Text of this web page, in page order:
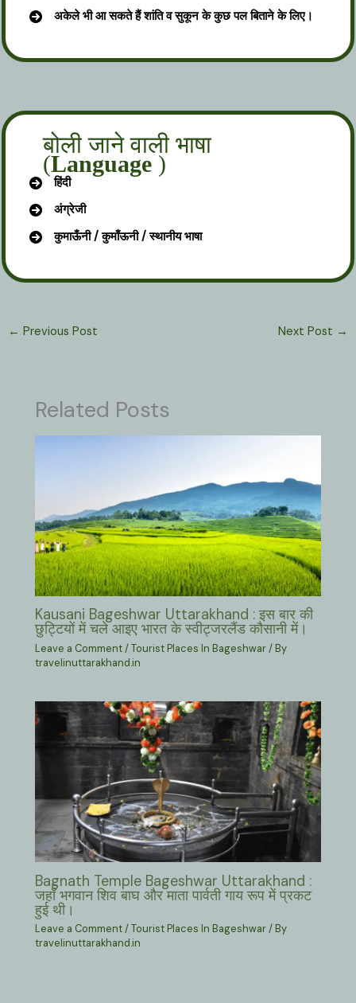
अकेले भी आ सकते हैं शांति व सुकून के कुछ पल बिताने के लिए।
बोली जाने वाली भाषा
(Language)
हिंदी
अंग्रेजी
कुमाऊँनी / कुमाँऊनी / स्थानीय भाषा
← Previous Post Next Post →
Related Posts
Kausani Bageshwar Uttarakhand : इस बार की
छुट्टियों में चले आइए भारत के स्वीट्जरलैंड कौसानी में।
Leave a Comment/Tourist Places In Bageshwar/ By
travelinuttarakhand.in
Bagnath Temple Bageshwar Uttarakhand :
जहाँ भगवान शिव बाघ और माता पार्वती गाय रूप में प्रकट
हुई थी।
Leave a Comment/Tourist Places In Bageshwar/ By
travelinuttarakhand.in